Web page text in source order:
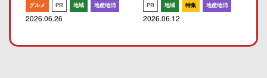
グルメ PR 地域 地産地消
2026.06.26
PR 地域 特集 地産地消
2026.06.12